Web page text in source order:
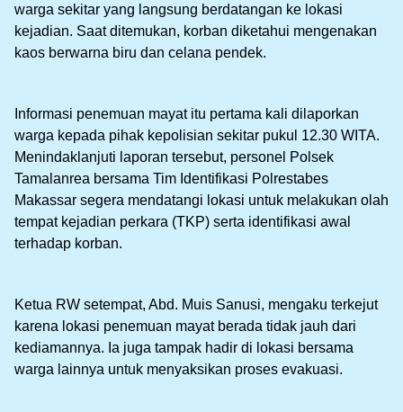
warga sekitar yang langsung berdatangan ke lokasi
kejadian. Saat ditemukan, korban diketahui mengenakan
kaos berwarna biru dan celana pendek.
Informasi penemuan mayat itu pertama kali dilaporkan
warga kepada pihak kepolisian sekitar pukul 12.30 WITA.
Menindaklanjuti laporan tersebut, personel Polsek
Tamalanrea bersama Tim Identifikasi Polrestabes
Makassar segera mendatangi lokasi untuk melakukan olah
tempat kejadian perkara (TKP) serta identifikasi awal
terhadap korban.
Ketua RW setempat, Abd. Muis Sanusi, mengaku terkejut
karena lokasi penemuan mayat berada tidak jauh dari
kediamannya. Ia juga tampak hadir di lokasi bersama
warga lainnya untuk menyaksikan proses evakuasi.